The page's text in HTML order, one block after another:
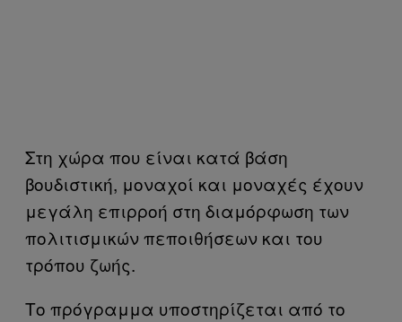
Στη χώρα που είναι κατά βάση
βουδιστική, μοναχοί και μοναχές έχουν
μεγάλη επιρροή στη διαμόρφωση των
πολιτισμικών πεποιθήσεων και του
τρόπου ζωής.
Το πρόγραμμα υποστηρίζεται από το